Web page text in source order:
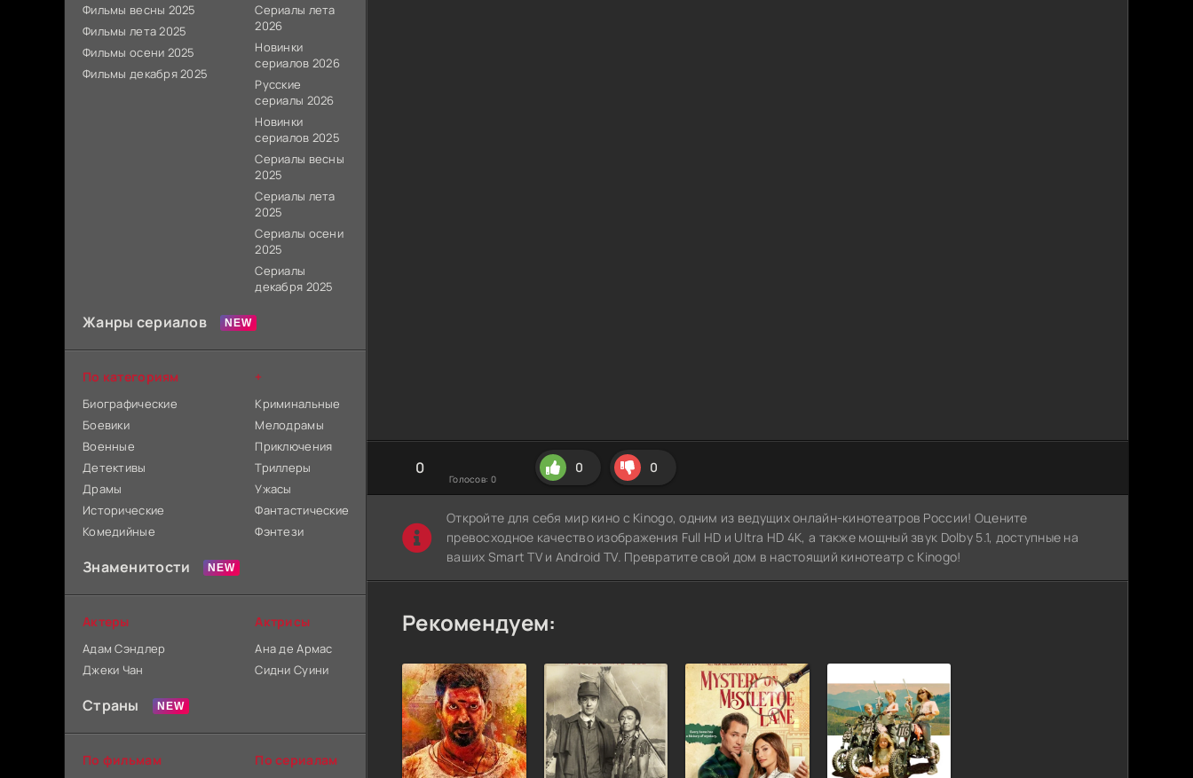
0
Голосов: 0
0 0
Откройте для себя мир кино с Kinogo, одним из ведущих онлайн-кинотеатров России! Оцените
превосходное качество изображения Full HD и Ultra HD 4K, а также мощный звук Dolby 5.1, доступные на
ваших Smart TV и Android TV. Превратите свой дом в настоящий кинотеатр с Kinogo!
Рекомендуем:
Фильмы весны 2025
Фильмы лета 2025
Фильмы осени 2025
Фильмы декабря 2025
Сериалы лета
2026
Новинки
сериалов 2026
Русские
сериалы 2026
Новинки
сериалов 2025
Сериалы весны
2025
Сериалы лета
2025
Сериалы осени
2025
Сериалы
декабря 2025
Жанры сериалов
По категориям
Биографические
Боевики
Военные
Детективы
Драмы
Исторические
Комедийные
+
Криминальные
Мелодрамы
Приключения
Триллеры
Ужасы
Фантастические
Фэнтези
Знаменитости
Актеры
Адам Сэндлер
Джеки Чан
Актрисы
Ана де Армас
Сидни Суини
Страны
По фильмам По сериалам